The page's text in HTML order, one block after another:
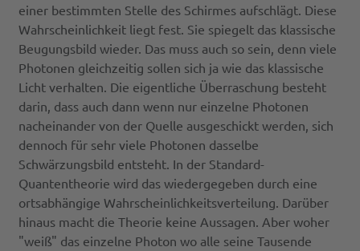
einer bestimmten Stelle des Schirmes aufschlägt. Diese
Wahrscheinlichkeit liegt fest. Sie spiegelt das klassische
Beugungsbild wieder. Das muss auch so sein, denn viele
Photonen gleichzeitig sollen sich ja wie das klassische
Licht verhalten. Die eigentliche Überraschung besteht
darin, dass auch dann wenn nur einzelne Photonen
nacheinander von der Quelle ausgeschickt werden, sich
dennoch für sehr viele Photonen dasselbe
Schwärzungsbild entsteht. In der Standard-
Quantentheorie wird das wiedergegeben durch eine
ortsabhängige Wahrscheinlichkeitsverteilung. Darüber
hinaus macht die Theorie keine Aussagen. Aber woher
"weiß" das einzelne Photon wo alle seine Tausende